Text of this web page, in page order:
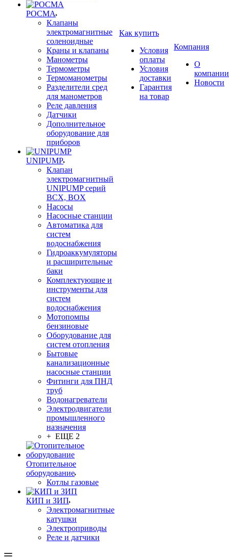
РОСМА
Клапаны
электромагнитные
соленоидные
Краны и клапаны
Манометры
Термометры
Термоманометры
Разделители сред
для манометров
Реле давления
Датчики
Дополнительное
оборудование для
приборов
UNIPUMP
Клапан
электромагнитный
UNIPUMP серий
BCX, BOX
Насосы
Насосные станции
Автоматика для
систем
водоснабжения
Гидроаккумуляторы
и расширительные
баки
Комплектующие и
инструменты для
систем
водоснабжения
Мотопомпы
бензиновые
Оборудование для
систем отопления
Бытовые
канализационные
насосные станции
Фитинги для ПНД
труб
Водонагреватели
Электродвигатели
промышленного
назначения
+ ЕЩЕ 2
Отопительное
оборудование
Котлы газовые
КИП и ЗИП
Электромагнитные
катушки
Электроприводы
Реле и датчики
Как купить
Условия
оплаты
Условия
доставки
Гарантия
на товар
Компания
О
компании
Новости